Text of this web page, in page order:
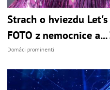
Strach o hviezdu
FOTO z nemocnice
Domáci prominenti